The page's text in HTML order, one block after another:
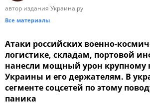
автор издания Украина.ру
Все материалы
Атаки российских военно-
логистике, складам, портовой
нанесли мощный урон крупному
Украины и его держателям. В
сегменте соцсетей по этому
паника